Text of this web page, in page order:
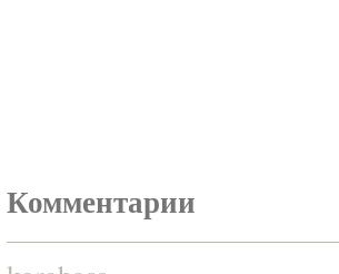
Комментарии